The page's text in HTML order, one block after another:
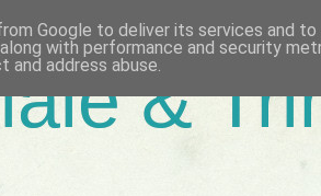
&
Google to deliver its services and
with performance and security
address abuse.